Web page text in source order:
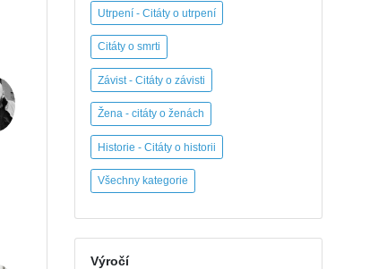
Utrpení - Citáty o utrpení
Citáty o smrti
Závist - Citáty o závisti
Žena - citáty o ženách
Historie - Citáty o historii
Všechny kategorie
Výročí